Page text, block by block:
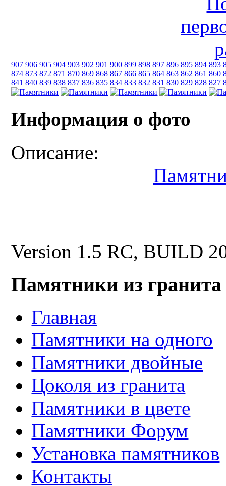
907 906 905 904 903 902 901 900 899 898 897 896 895 894 893
874 873 872 871 870 869 868 867 866 865 864 863 862 861 860
841 840 839 838 837 836 835 834 833 832 831 830 829 828 827
Информация о фото
Описание:
Version 1.5 RC, BUILD
Памятники из гранита
Главная
Памятники на одного
Памятники двойные
Цоколя из гранита
Памятники в цвете
Памятники Форум
Установка памятников
Контакты